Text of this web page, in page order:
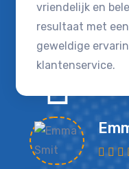
vriendelijk en
resultaat met
geweldige
klantenservice.